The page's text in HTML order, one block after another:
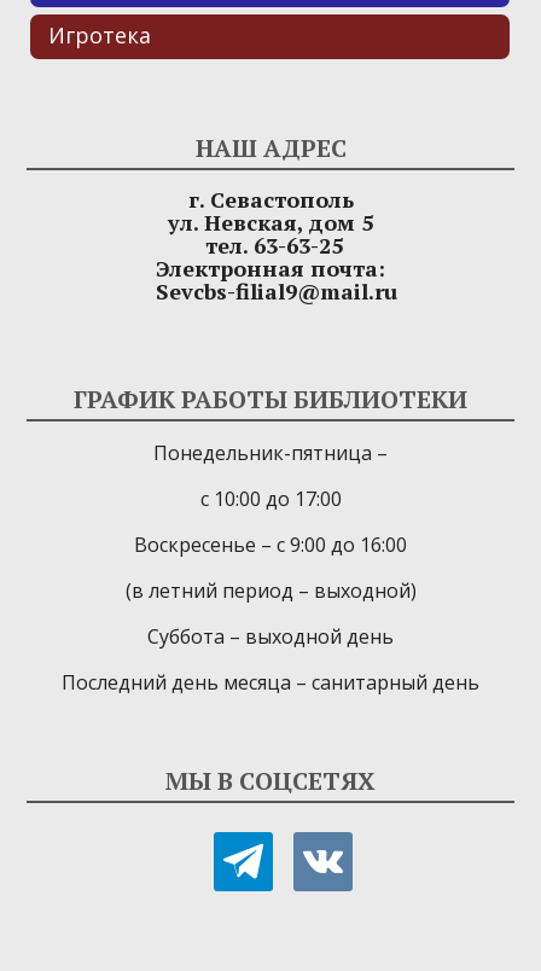
Игротека
НАШ АДРЕС
г. Севастополь
ул. Невская, дом 5
тел. 63-63-25
Электронная почта:
Sevcbs-filial9@mail.ru
ГРАФИК РАБОТЫ БИБЛИОТЕКИ
Понедельник-пятница –
с 10:00 до 17:00
Воскресенье – с 9:00 до 16:00
(в летний период – выходной)
Суббота – выходной день
Последний день месяца – санитарный день
МЫ В СОЦСЕТЯХ
telegramvkontakte